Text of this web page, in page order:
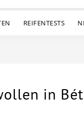
REIFENTESTS
in